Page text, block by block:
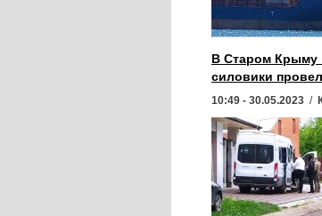
В Старом Крыму
силовики
10:49 - 30.05.2023 /